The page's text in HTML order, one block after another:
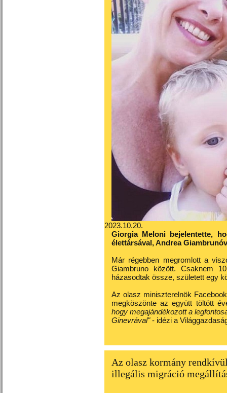
2023.10.20.
Giorgia Meloni bejelentette,
élettársával, Andrea
Már régebben megromlott a
Giambruno között. Csaknem
házasodtak össze, született egy
Az olasz miniszterelnök
megköszönte az együtt töltött
hogy megajándékozott a
Ginevrával"- idézi a
Az olasz kormány
illegális migráció